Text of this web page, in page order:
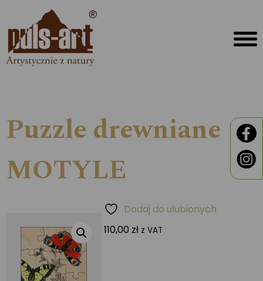
Puzzle drewniane
MOTYLE
110,00 zł z VAT
Dodaj do ulubionych